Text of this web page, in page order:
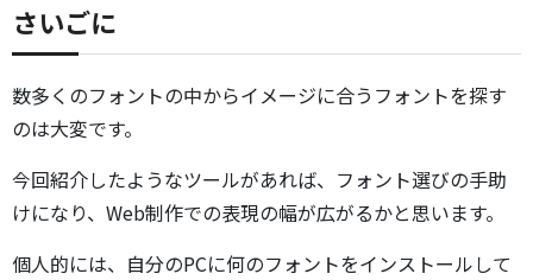
さいごに
数多くのフォントの中からイメージに合うフォントを探す
のは大変です。
今回紹介したようなツールがあれば、フォント選びの手助
けになり、Web制作での表現の幅が広がるかと思います。
個人的には、自分のPCに何のフォントをインストールして